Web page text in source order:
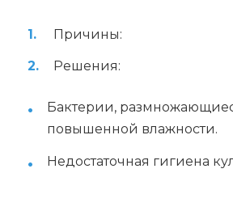
Причины:
Решения:
Бактерии,
повышенной влажности.
Недостаточная гигиена